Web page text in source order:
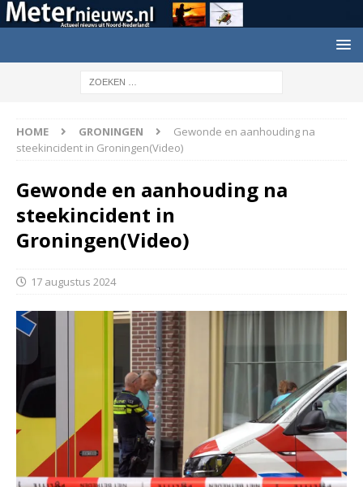
HOME GRONINGEN
Gewonde en aanhouding na
steekincident in Groningen(Video)
Gewonde en aanhouding na
steekincident in
Groningen(Video)
17 augustus 2024